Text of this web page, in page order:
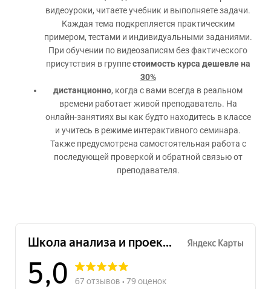
видеоуроки, читаете учебник и выполняете задачи.
Каждая тема подкрепляется практическим
примером, тестами и индивидуальными заданиями.
При обучении по видеозаписям без фактического
присутствия в группестоимость курса дешевле на
30%
дистанционно, когда с вами всегда в реальном
времени работает живой преподаватель. На
онлайн-занятиях вы как будто находитесь в классе
и учитесь в режиме интерактивного семинара.
Также предусмотрена самостоятельная работа с
последующей проверкой и обратной связью от
преподавателя.